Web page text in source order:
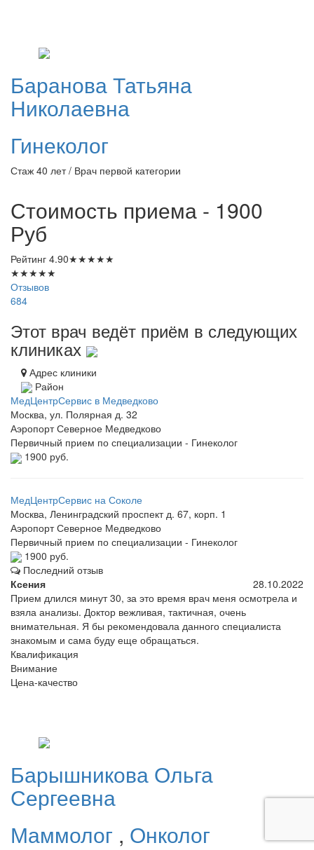
БарановаТатьяна
Николаевна
Гинеколог
Стаж 40 лет / Врач первой категории
Стоимость приема - 1900
Руб
Рейтинг 4.90★★★★★
★★★★★
Отзывов
684
Этот врач ведёт приём в следующих
клиниках
Адрес клиники
Район
МедЦентрСервис в Медведково
Москва, ул. Полярная д. 32
АэропортСеверное Медведково
Первичный прием по специализации - Гинеколог
1900 руб.
МедЦентрСервис на Соколе
Москва, Ленинградский проспект д. 67, корп. 1
АэропортСеверное Медведково
Первичный прием по специализации - Гинеколог
1900 руб.
Последний отзыв
Ксения
28.10.2022
Прием длился минут 30, за это время врач меня осмотрела и
взяла анализы. Доктор вежливая, тактичная, очень
внимательная. Я бы рекомендовала данного специалиста
знакомым и сама буду еще обращаться.
Квалификация
Внимание
Цена-качество
Барышникова Ольга
Сергеевна
Маммолог , Онколог